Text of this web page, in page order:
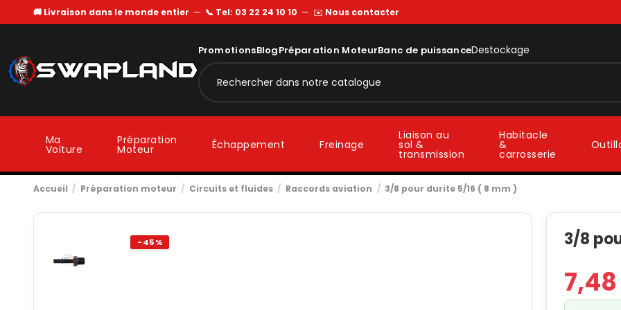
🚚 Livraison dans le monde entier — 📞 Tel: 03 22 24 10 10 — ✉️ Nous contacter
PromotionsBlogPréparation MoteurBanc de puissanceDestockage
Ma
Voiture
Préparation
Moteur Échappement Freinage
Liaison au
sol &
transmission
Habitacle
&
carrosserie
Accueil Préparation moteur Circuits et fluides Raccords aviation 3/8 pour durite 5/16 ( 8 mm )
-45% 3/8